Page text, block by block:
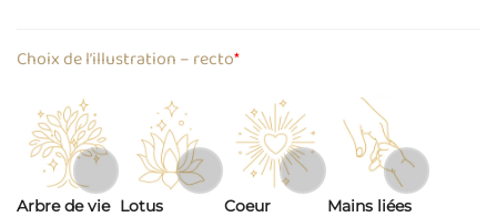
*
Choix de l’illustration – recto
Arbre de vie Lotus Coeur Mains liées